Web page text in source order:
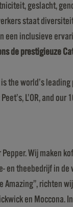
geslacht,
staat
inclusieve
de prestigieuze
is the world’s
L’OR, and
Pepper. Wij maken
en theebedrijf in
richten
en Moccona.